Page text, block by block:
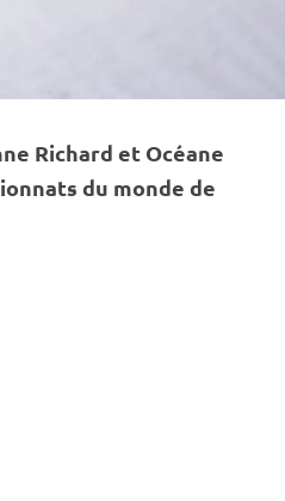
Richard et Océane
du monde de